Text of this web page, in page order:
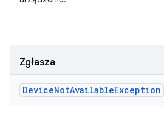
Zgłasza
DeviceNotAvailableException